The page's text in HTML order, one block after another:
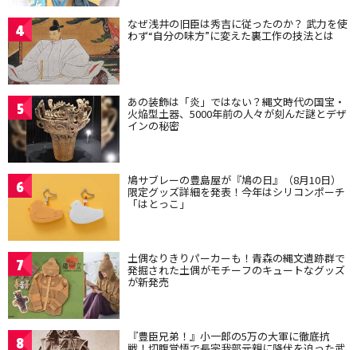
4 なぜ浅井の旧臣は秀吉に従ったのか？ 武力を使
わず“自分の味方”に変えた裏工作の技法とは
5 あの装飾は「炎」ではない？縄文時代の国宝・
火焔型土器、5000年前の人々が刻んだ謎とデザ
インの秘密
6 鳩サブレーの豊島屋が『鳩の日』（8月10日）
限定グッズ詳細を発表！今年はシリコンポーチ
「はとっこ」
7 土偶なりきりパーカーも！青森の縄文遺跡群で
発掘された土偶がモチーフのキュートなグッズ
が新発売
8 『豊臣兄弟！』小一郎の5万の大軍に徹底抗